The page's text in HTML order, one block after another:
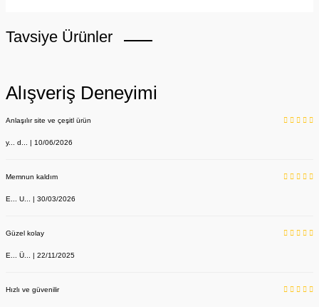
Tavsiye Ürünler
Alışveriş Deneyimi
Anlaşılır site ve çeşitl ürün
y... d... | 10/06/2026
Memnun kaldım
E... U... | 30/03/2026
Güzel kolay
E... Ü... | 22/11/2025
Hızlı ve güvenilir